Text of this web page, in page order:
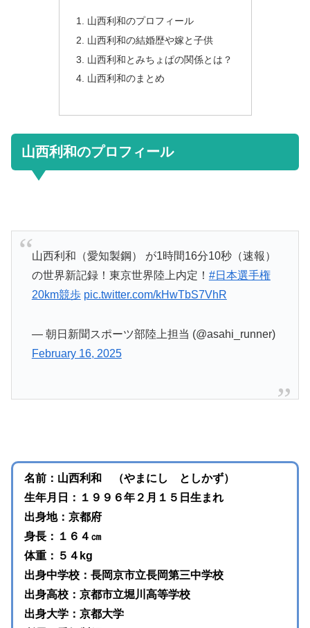
山西利和のプロフィール
山西利和の結婚歴や嫁と子供
山西利和とみちょぱの関係とは？
山西利和のまとめ
山西利和のプロフィール
山西利和（愛知製鋼） が1時間16分10秒（速報）
の世界新記録！東京世界陸上内定！ #日本選手権
20km競歩 pic.twitter.com/kHwTbS7VhR
— 朝日新聞スポーツ部陸上担当 (@asahi_runner)
February 16, 2025
名前：山西利和 （やまにし としかず）
生年月日：１９９６年２月１５日生まれ
出身地：京都府
身長：１６４㎝
体重：５４kg
出身中学校：長岡京市立長岡第三中学校
出身高校：京都市立堀川高等学校
出身大学：京都大学